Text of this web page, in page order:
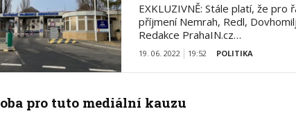
EXKLUZIVNĚ: Stále platí, že
příjmení Nemrah, Redl,
Redakce PrahaIN.cz…
19. 06. 2022 19:52 POLITIKA
pro tuto mediální kauzu